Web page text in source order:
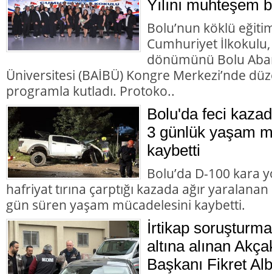
Yılını muhteşem
Bolu’nun köklü
Cumhuriyet
dönümünü Bolu
Üniversitesi (BAİBÜ) Kongre Merkezi’nde
programla kutladı. Protoko..
Bolu'da feci
3 günlük yaşam
kaybetti
Bolu’da D-100 kara
hafriyat tırına çarptığı kazada ağır
gün süren yaşam mücadelesini kaybetti.
İrtikap
altına alınan
Başkanı Fikret